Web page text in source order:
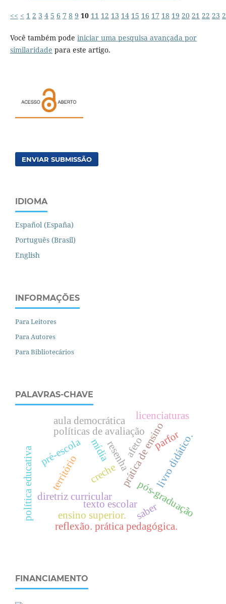
<< < 1 2 3 4 5 6 7 8 9 10 11 12 13 14 15 16 17 18 19 20 21 22 23
Você também pode iniciar uma pesquisa avançada por
similaridade para este artigo.
ENVIAR SUBMISSÃO
IDIOMA
Español (España)
Português (Brasil)
English
INFORMAÇÕES
Para Leitores
Para Autores
Para Bibliotecários
PALAVRAS-CHAVE
resenha
território
diretriz curricular
prática de ensino
texto escolar
políticas de avaliação
pós-graduação
saber
política educativa mídia livro didático.
licenciaturas
parfor
pré-escola
creche
reflexão. prática pedagógica.
ensino superior.
aula democrática
afeto
FINANCIAMENTO